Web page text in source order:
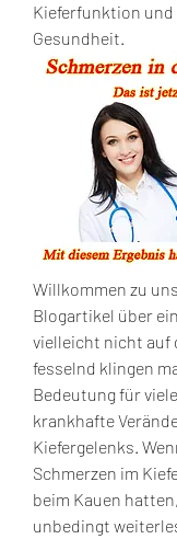
Kieferfunktion und
Gesundheit.
Willkommen zu
Blogartikel über
vielleicht nicht auf
fesselnd klingen
Bedeutung für
krankhafte
Kiefergelenks.
Schmerzen im
beim Kauen
unbedingt